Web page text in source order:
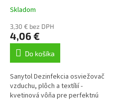
Skladom
3,30 € bez DPH
4,06 €
Do košíka
Sanytol Dezinfekcia osviežovač
vzduchu, plôch a textílií -
kvetinová vôňa pre perfektnú